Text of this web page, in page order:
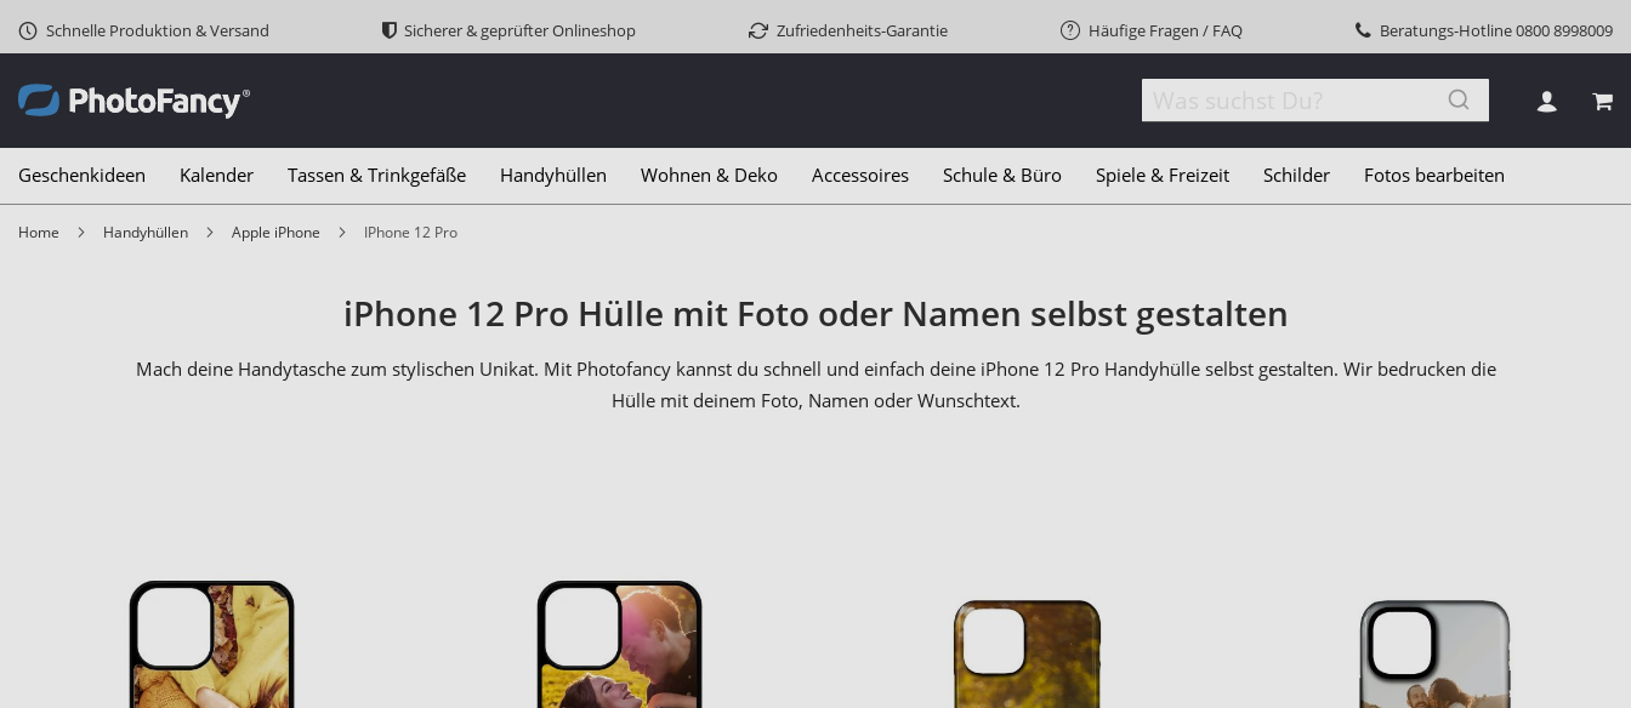
Schnelle Produktion & Versand Sicherer & geprüfter Onlineshop Zufriedenheits-Garantie Häufige Fragen / FAQ Beratungs-Hotline0800 8998009
Geschenkideen Kalender Tassen & Trinkgefäße Handyhüllen Wohnen & Deko Accessoires Schule & Büro Spiele & Freizeit Schilder Fotos bearbeiten
Home Handyhüllen Apple iPhone iPhone 12 Pro
iPhone 12 Pro Hülle mit Foto oder Namen selbst gestalten
Mach deine Handytasche zum stylischen Unikat. Mit Photofancy kannst du schnell und einfach deine iPhone 12 Pro Handyhülle selbst gestalten. Wir bedrucken die
Hülle mit deinem Foto, Namen oder Wunschtext.